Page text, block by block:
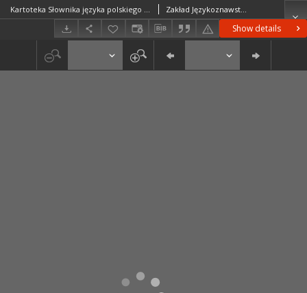
Show details
Kartoteka Słownika języka polskiego XVII i 1. połowy XVIII wieku; Czemera - Częstnik Zakład Językoznawstwa PAN w Warszawie